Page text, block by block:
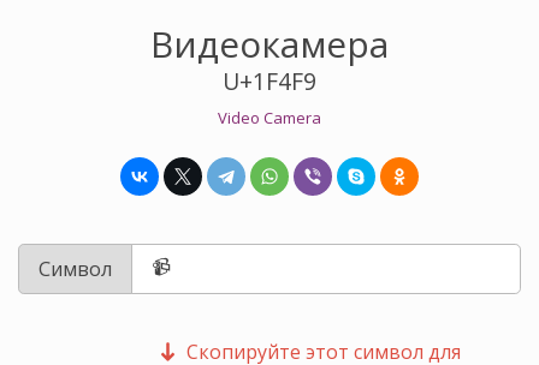
Видеокамера
U+1F4F9
Video Camera
Символ
Скопируйте этот символ для